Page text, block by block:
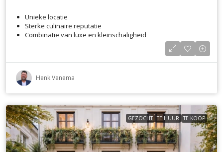
Unieke locatie
Sterke culinaire reputatie
Combinatie van luxe en kleinschaligheid
Henk Venema
GEZOCHT TE HUUR TE KOOP